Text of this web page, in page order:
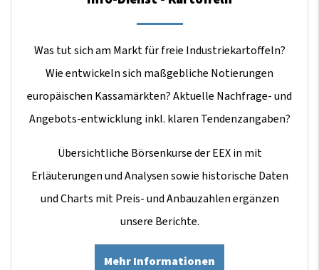
Was tut sich am Markt für freie Industriekartoffeln?
Wie entwickeln sich maßgebliche Notierungen
europäischen Kassamärkten? Aktuelle Nachfrage- und
Angebots-entwicklung inkl. klaren Tendenzangaben?
Übersichtliche Börsenkurse der EEX in mit
Erläuterungen und Analysen sowie historische Daten
und Charts mit Preis- und Anbauzahlen ergänzen
unsere Berichte.
Mehr Informationen